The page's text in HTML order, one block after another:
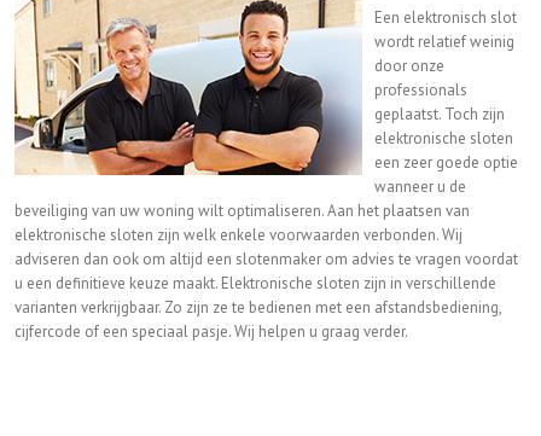
Een elektronisch slot
wordt relatief weinig
door onze
professionals
geplaatst. Toch zijn
elektronische sloten
een zeer goede optie
wanneer u de
beveiliging van uw woning wilt optimaliseren. Aan het plaatsen van
elektronische sloten zijn welk enkele voorwaarden verbonden. Wij
adviseren dan ook om altijd een slotenmaker om advies te vragen voordat
u een definitieve keuze maakt. Elektronische sloten zijn in verschillende
varianten verkrijgbaar. Zo zijn ze te bedienen met een afstandsbediening,
cijfercode of een speciaal pasje. Wij helpen u graag verder.